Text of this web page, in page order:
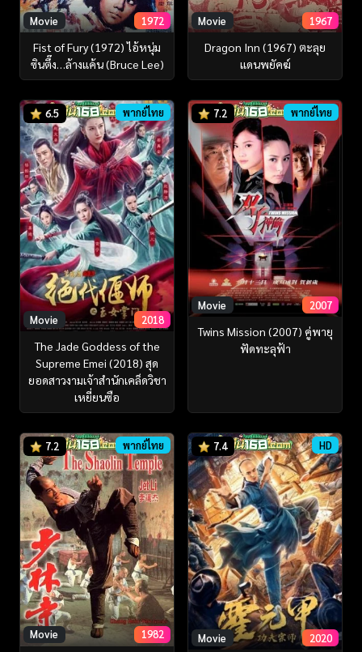
Movie 1972
Fist of Fury (1972) ไอ้หนุ่ม
ซินตึ๊ง…ล้างแค้น (Bruce Lee)
Movie 1967
Dragon Inn (1967) ตะลุย
แดนพยัคฆ์
6.5 พากย์ไทย
Movie 2018
The Jade Goddess of the
Supreme Emei (2018) สุด
ยอดสาวงามเจ้าสำนักเคล็ดวิชา
เหยี่ยนซือ
7.2 พากย์ไทย
Movie 2007
Twins Mission (2007) คู่พายุ
ฟัดทะลุฟ้า
7.2 พากย์ไทย
Movie 1982
7.4 HD
Movie 2020